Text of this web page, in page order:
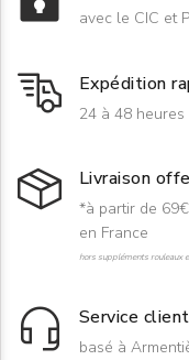
avec le CIC et
Expédition
24 à 48 heures
Livraison
*à partir de
en France
hors suppléments rouleaux
Service client
basé à